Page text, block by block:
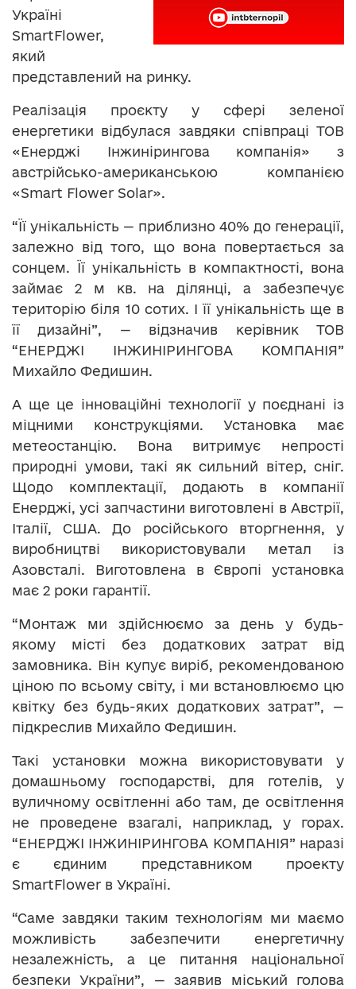
Україні
SmartFlower,
який
представлений на ринку.
Реалізація проєкту у сфері зеленої
енергетики відбулася завдяки співпраці ТОВ
«Енерджі Інжинірингова компанія» з
австрійсько-американською компанією
«Smart Flower Solar».
“Її унікальність — приблизно 40% до генерації,
залежно від того, що вона повертається за
сонцем. Її унікальність в компактності, вона
займає 2 м кв. на ділянці, а забезпечує
територію біля 10 сотих. І її унікальність ще в
її дизайні”, — відзначив керівник ТОВ
“ЕНЕРДЖІ ІНЖИНІРИНГОВА КОМПАНІЯ”
Михайло Федишин.
А ще це інноваційні технології у поєднані із
міцними конструкціями. Установка має
метеостанцію. Вона витримує непрості
природні умови, такі як сильний вітер, сніг.
Щодо комплектації, додають в компанії
Енерджі, усі запчастини виготовлені в Австрії,
Італії, США. До російського вторгнення, у
виробництві використовували метал із
Азовсталі. Виготовлена в Європі установка
має 2 роки гарантії.
“Монтаж ми здійснюємо за день у будь-
якому місті без додаткових затрат від
замовника. Він купує виріб, рекомендованою
ціною по всьому світу, і ми встановлюємо цю
квітку без будь-яких додаткових затрат”, —
підкреслив Михайло Федишин.
Такі установки можна використовувати у
домашньому господарстві, для готелів, у
вуличному освітленні або там, де освітлення
не проведене взагалі, наприклад, у горах.
“ЕНЕРДЖІ ІНЖИНІРИНГОВА КОМПАНІЯ” наразі
є єдиним представником проекту
SmartFlower в Україні.
“Саме завдяки таким технологіям ми маємо
можливість забезпечити енергетичну
незалежність, а це питання національної
безпеки України”, — заявив міський голова